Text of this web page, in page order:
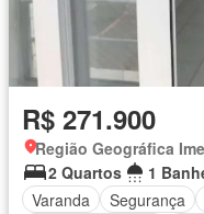
R$ 271.900
Região Geográfica
2 Quartos
1
Varanda
Segurança